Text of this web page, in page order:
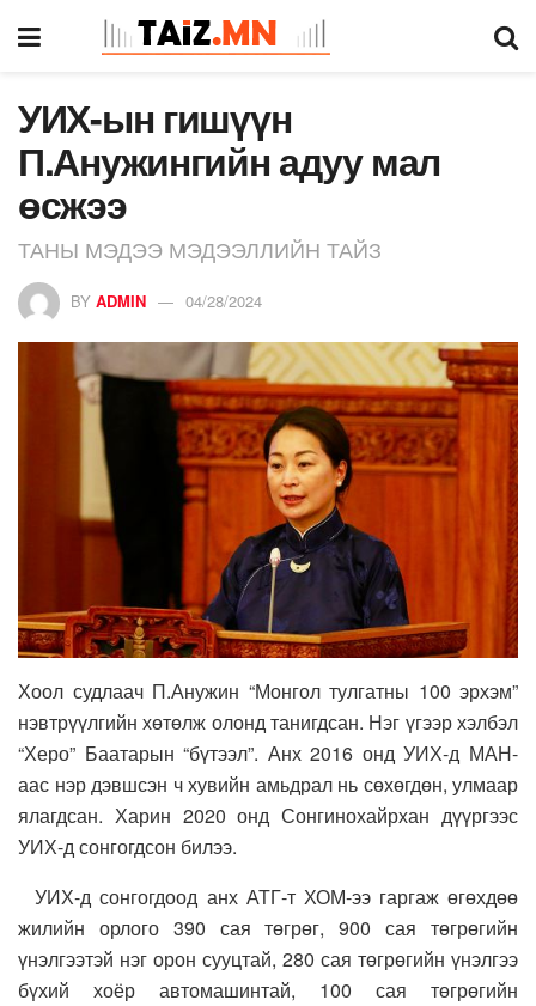
УИХ-ын гишүүн
П.Анужингийн адуу мал
өсжээ
ТАНЫ МЭДЭЭ МЭДЭЭЛЛИЙН ТАЙЗ
BY ADMIN 04/28/2024
Хоол судлаач П.Анужин “Монгол тулгатны 100 эрхэм”
нэвтрүүлгийн хөтөлж олонд танигдсан. Нэг үгээр хэлбэл
“Херо” Баатарын “бүтээл”. Анх 2016 онд УИХ-д МАН-
аас нэр дэвшсэн ч хувийн амьдрал нь сөхөгдөн, улмаар
ялагдсан. Харин 2020 онд Сонгинохайрхан дүүргээс
УИХ-д сонгогдсон билээ.
УИХ-д сонгогдоод анх АТГ-т ХОМ-ээ гаргаж өгөхдөө
жилийн орлого 390 сая төгрөг, 900 сая төгрөгийн
үнэлгээтэй нэг орон сууцтай, 280 сая төгрөгийн үнэлгээ
бүхий хоёр автомашинтай, 100 сая төгрөгийн